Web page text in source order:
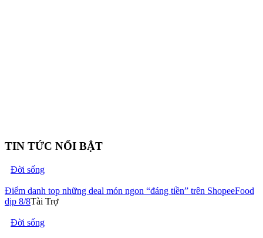
TIN TỨC NỔI BẬT
Đời sống
Điểm danh top những deal món ngon “đáng tiền” trên ShopeeFood
dịp 8/8Tài Trợ
Đời sống